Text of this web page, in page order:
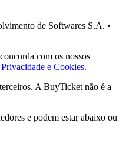
de Softwares S.A. •
com os nossos
e Cookies.
A BuyTicket não é a
e podem estar abaixo ou